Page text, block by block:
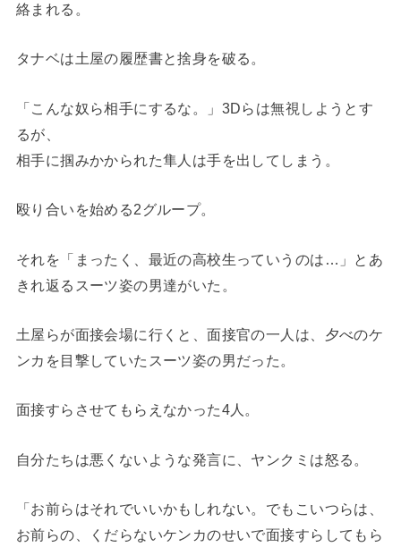
絡まれる。
タナベは土屋の履歴書と捨身を破る。
「こんな奴ら相手にするな。」3Dらは無視しようとす
るが、
相手に掴みかかられた隼人は手を出してしまう。
殴り合いを始める2グループ。
それを「まったく、最近の高校生っていうのは…」とあ
きれ返るスーツ姿の男達がいた。
土屋らが面接会場に行くと、面接官の一人は、夕べのケ
ンカを目撃していたスーツ姿の男だった。
面接すらさせてもらえなかった4人。
自分たちは悪くないような発言に、ヤンクミは怒る。
「お前らはそれでいいかもしれない。でもこいつらは、
お前らの、くだらないケンカのせいで面接すらしてもら